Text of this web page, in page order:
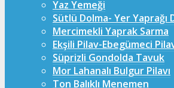
Yaz Yemeği
Sütlü Dolma- Yer Yaprağı
Mercimekli Yaprak Sarma
Ekşili Pilav-Ebegümeci
Süprizli Gondolda Tavuk
Mor Lahanalı Bulgur Pilavı
Ton Balıklı Menemen